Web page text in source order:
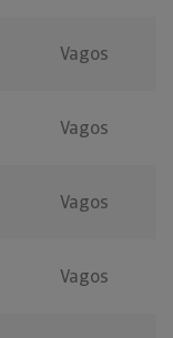
Vagos
Vagos
Vagos
Vagos